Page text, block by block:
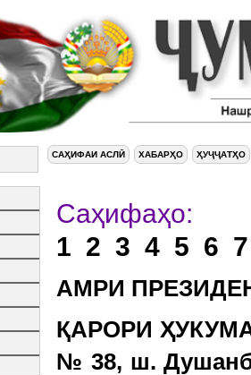
САҲИФАИ АСЛӢ ХАБАРҲО ҲУҶҶАТҲО
1 2 3 4 5 6 7
АМРИ
ҚАРОРИ
№ 38, ш.